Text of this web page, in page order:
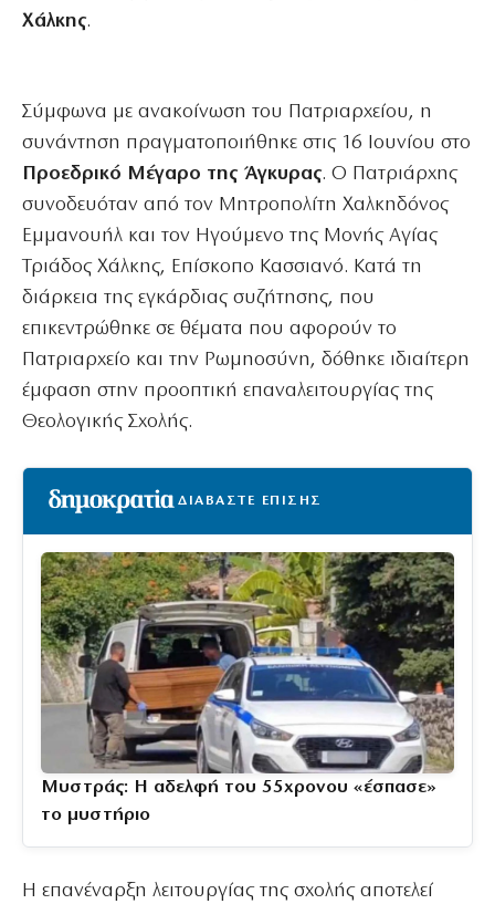
Χάλκης.
Σύμφωνα με ανακοίνωση του Πατριαρχείου, η
συνάντηση πραγματοποιήθηκε στις 16 Ιουνίου στο
Προεδρικό Μέγαρο της Άγκυρας. Ο Πατριάρχης
συνοδευόταν από τον Μητροπολίτη Χαλκηδόνος
Εμμανουήλ και τον Ηγούμενο της Μονής Αγίας
Τριάδος Χάλκης, Επίσκοπο Κασσιανό. Κατά τη
διάρκεια της εγκάρδιας συζήτησης, που
επικεντρώθηκε σε θέματα που αφορούν το
Πατριαρχείο και την Ρωμηοσύνη, δόθηκε ιδιαίτερη
έμφαση στην προοπτική επαναλειτουργίας της
Θεολογικής Σχολής.
ΔΙΑΒΑΣΤΕ ΕΠΙΣΗΣ
Μυστράς: Η αδελφή του 55χρονου «έσπασε»
το μυστήριο
Η επανέναρξη λειτουργίας της σχολής αποτελεί